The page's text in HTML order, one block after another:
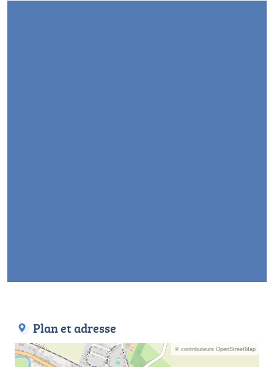
Plan et adresse
© contributeurs OpenStreetMap